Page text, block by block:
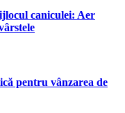
caniculei: Aer
pentru vânzarea de